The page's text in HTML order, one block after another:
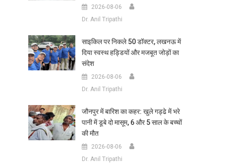
2026-08-06
Dr. Anil Tripathi
साइकिल पर निकले 50 डॉक्टर, लखनऊ में
दिया स्वस्थ हड्डियों और मजबूत जोड़ों का
संदेश
2026-08-06
Dr. Anil Tripathi
जौनपुर में बारिश का कहर: खुले गड्ढे में भरे
पानी में डूबे दो मासूम, 6 और 5 साल के बच्चों
की मौत
2026-08-06
Dr. Anil Tripathi